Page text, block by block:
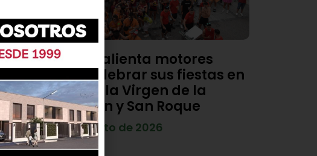
Viana calienta motores
para celebrar sus fiestas en
honor a la Virgen de la
Asunción y San Roque
4 de agosto de 2026